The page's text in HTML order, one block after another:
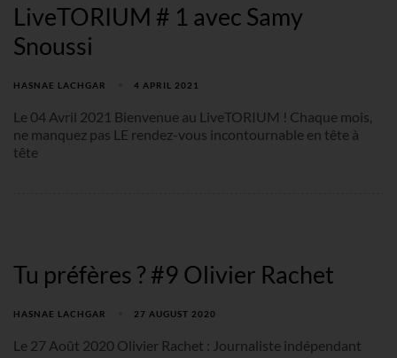
LiveTORIUM # 1 avec Samy
Snoussi
HASNAE LACHGAR 4 APRIL 2021
Le 04 Avril 2021 Bienvenue au LiveTORIUM ! Chaque mois,
ne manquez pas LE rendez-vous incontournable en tête à
tête
Tu préfères ? #9 Olivier Rachet
HASNAE LACHGAR 27 AUGUST 2020
Le 27 Août 2020 Olivier Rachet : Journaliste indépendant